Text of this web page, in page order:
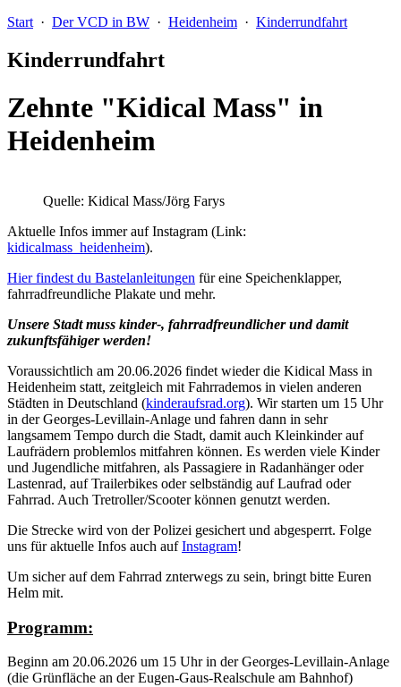
Start · Der VCD in BW · Heidenheim · Kinderrundfahrt
Kinderrundfahrt
Zehnte "Kidical Mass" in
Heidenheim
Quelle: Kidical Mass/Jörg Farys
Aktuelle Infos immer auf Instagram (Link:
kidicalmass_heidenheim).
Hier findest du Bastelanleitungen für eine Speichenklapper,
fahrradfreundliche Plakate und mehr.
Unsere Stadt muss kinder-, fahrradfreundlicher und damit
zukunftsfähiger werden!
Voraussichtlich am 20.06.2026 findet wieder die Kidical Mass in
Heidenheim statt, zeitgleich mit Fahrrademos in vielen anderen
Städten in Deutschland (kinderaufsrad.org). Wir starten um 15 Uhr
in der Georges-Levillain-Anlage und fahren dann in sehr
langsamem Tempo durch die Stadt, damit auch Kleinkinder auf
Laufrädern problemlos mitfahren können. Es werden viele Kinder
und Jugendliche mitfahren, als Passagiere in Radanhänger oder
Lastenrad, auf Trailerbikes oder selbständig auf Laufrad oder
Fahrrad. Auch Tretroller/Scooter können genutzt werden.
Die Strecke wird von der Polizei gesichert und abgesperrt. Folge
uns für aktuelle Infos auch aufInstagram!
Um sicher auf dem Fahrrad znterwegs zu sein, bringt bitte Euren
Helm mit.
Programm:
Beginn am 20.06.2026 um 15 Uhr in der Georges-Levillain-Anlage
(die Grünfläche an der Eugen-Gaus-Realschule am Bahnhof)